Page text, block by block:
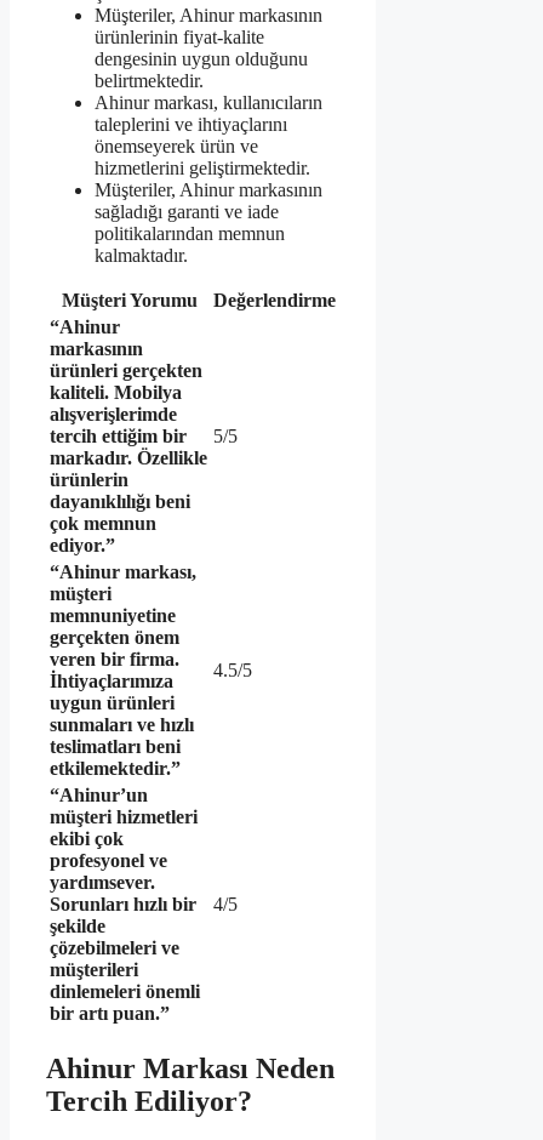
Müşteriler, Ahinur markasının
ürünlerinin fiyat-kalite
dengesinin uygun olduğunu
belirtmektedir.
Ahinur markası, kullanıcıların
taleplerini ve ihtiyaçlarını
önemseyerek ürün ve
hizmetlerini geliştirmektedir.
Müşteriler, Ahinur markasının
sağladığı garanti ve iade
politikalarından memnun
kalmaktadır.
Müşteri Yorumu
Değerlendirme
“Ahinur
markasının
ürünleri gerçekten
kaliteli. Mobilya
alışverişlerimde
tercih ettiğim bir
markadır. Özellikle
ürünlerin
dayanıklılığı beni
çok memnun
ediyor.”
5/5
“Ahinur markası,
müşteri
memnuniyetine
gerçekten önem
veren bir firma.
İhtiyaçlarımıza
uygun ürünleri
sunmaları ve hızlı
teslimatları beni
etkilemektedir.”
4.5/5
“Ahinur’un
müşteri hizmetleri
ekibi çok
profesyonel ve
yardımsever.
Sorunları hızlı bir
şekilde
çözebilmeleri ve
müşterileri
dinlemeleri önemli
bir artı puan.”
4/5
Ahinur Markası Neden
Tercih Ediliyor?